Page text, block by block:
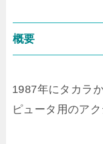
概要
1987年にタカラ
ピュータ用のア